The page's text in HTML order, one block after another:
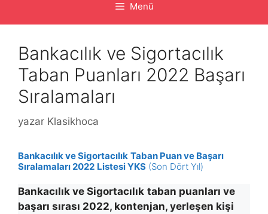
Menü
Bankacılık ve Sigortacılık
Taban Puanları 2022 Başarı
Sıralamaları
yazar Klasikhoca
Bankacılık ve Sigortacılık Taban Puan ve Başarı
Sıralamaları 2022 Listesi YKS (Son Dört Yıl)
Bankacılık ve Sigortacılık taban puanları ve
başarı sırası 2022, kontenjan, yerleşen kişi